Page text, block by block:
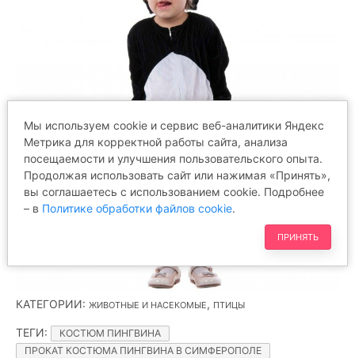
КАТЕГОРИИ: ЖИВОТНЫЕ И НАСЕКОМЫЕ, ПТИЦЫ
ТЕГИ:
КОСТЮМ ПИНГВИНА
ПРОКАТ КОСТЮМА ПИНГВИНА В СИМФЕРОПОЛЕ
Мы используем cookie и сервис веб-аналитики Яндекс
Метрика для корректной работы сайта, анализа
посещаемости и улучшения пользовательского опыта.
Продолжая использовать сайт или нажимая «Принять»,
вы соглашаетесь с использованием cookie. Подробнее
– в Политике обработки файлов cookie.
ПРИНЯТЬ